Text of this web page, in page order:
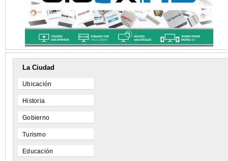
La Ciudad
Ubicación
Historia
Gobierno
Turismo
Educación